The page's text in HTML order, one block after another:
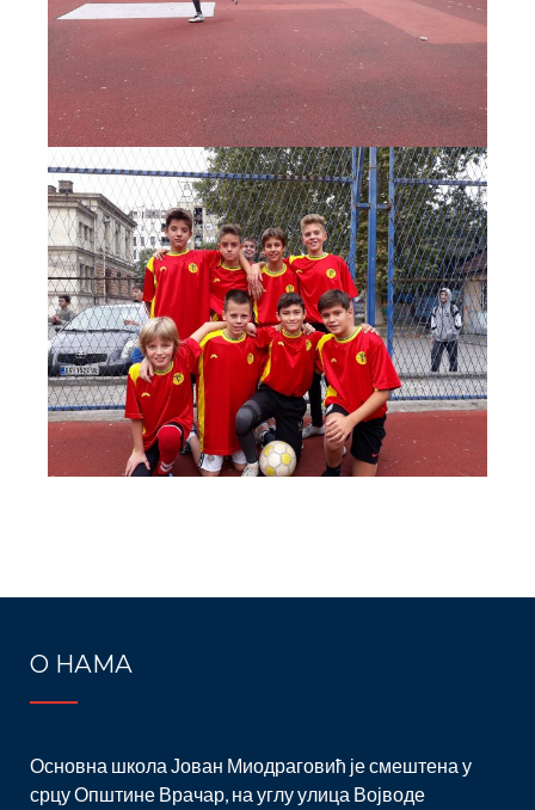
О НАМА
Основна школа Јован Миодраговић је смештена у
срцу Општине Врачар, на углу улица Војводе